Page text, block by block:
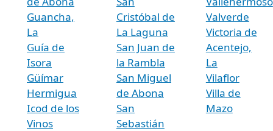
Guancha,
La
Guía de
Isora
Güímar
Hermigua
Icod de los
Vinos
Cristóbal de
La Laguna
San Juan de
la Rambla
San Miguel
de Abona
San
Sebastián
Valverde
Victoria de
Acentejo,
La
Vilaflor
Villa de
Mazo